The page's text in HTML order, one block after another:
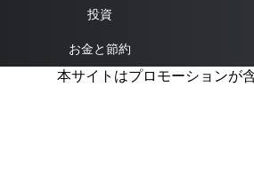
投資
お金と節約
本サイトはプロモーションが